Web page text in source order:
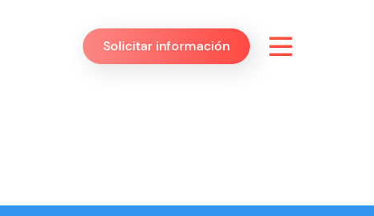
Solicitar información